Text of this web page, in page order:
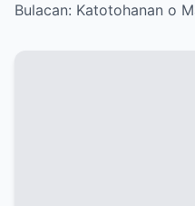
Bulacan: Katotohanan o